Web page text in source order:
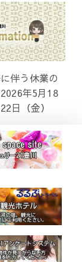
伴う休業の
年5月18
日（金）